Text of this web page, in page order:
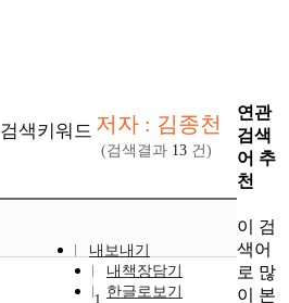
검색키워드 저자 : 김종천
(검색결과 13 건)
내보내기
내책장담기
한글로보기
연관
검색
어 추
천
이 검
색어
로 많
이 본